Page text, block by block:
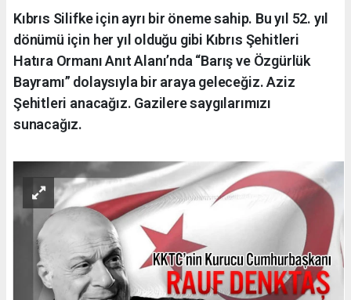
Kıbrıs Silifke için ayrı bir öneme sahip. Bu yıl 52. yıl
dönümü için her yıl olduğu gibi Kıbrıs Şehitleri
Hatıra Ormanı Anıt Alanı’nda “Barış ve Özgürlük
Bayramı” dolaysıyla bir araya geleceğiz. Aziz
Şehitleri anacağız. Gazilere saygılarımızı
sunacağız.